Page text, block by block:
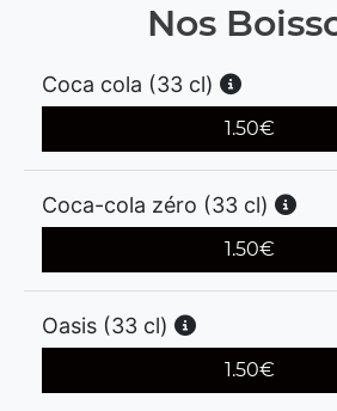
Nos
Coca cola (33 cl)
1.50€
Coca-cola zéro (33 cl)
1.50€
Oasis (33 cl)
1.50€